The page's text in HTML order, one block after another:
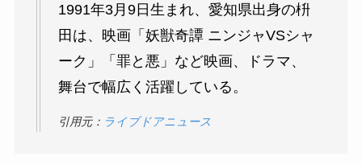
1991年3月9日生まれ、愛知県出身の枡
田は、映画「妖獣奇譚 ニンジャVSシャ
ーク」「罪と悪」など映画、ドラマ、
舞台で幅広く活躍している。
引用元： ライブドアニュース